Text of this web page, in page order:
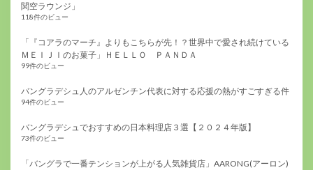
関空ラウンジ」
118件のビュー
「『コアラのマーチ』よりもこちらが先！？世界中で愛され続けている
ＭＥＩＪＩのお菓子」ＨＥＬＬＯ ＰＡＮＤＡ
99件のビュー
バングラデシュ人のアルゼンチン代表に対する応援の熱がすごすぎる件
94件のビュー
バングラデシュでおすすめの日本料理店３選【２０２４年版】
73件のビュー
「バングラで一番テンションが上がる人気雑貨店」AARONG(アーロン)